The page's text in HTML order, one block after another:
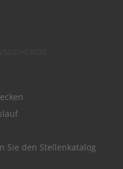
Sie den Stellenkatalog